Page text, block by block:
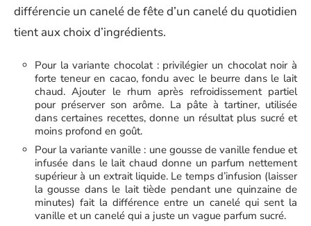
différencie un canelé de fête d’un canelé du quotidien
tient aux choix d’ingrédients.
Pour la variante chocolat : privilégier un chocolat noir à
forte teneur en cacao, fondu avec le beurre dans le lait
chaud. Ajouter le rhum après refroidissement partiel
pour préserver son arôme. La pâte à tartiner, utilisée
dans certaines recettes, donne un résultat plus sucré et
moins profond en goût.
Pour la variante vanille : une gousse de vanille fendue et
infusée dans le lait chaud donne un parfum nettement
supérieur à un extrait liquide. Le temps d’infusion (laisser
la gousse dans le lait tiède pendant une quinzaine de
minutes) fait la différence entre un canelé qui sent la
vanille et un canelé qui a juste un vague parfum sucré.